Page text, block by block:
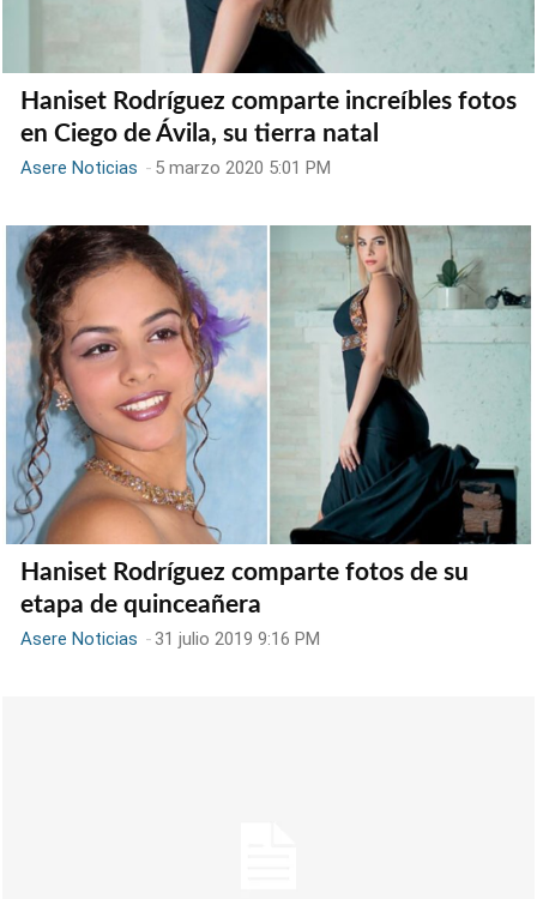
Haniset Rodríguez comparte increíbles fotos
en Ciego de Ávila, su tierra natal
Asere Noticias - 5 marzo 2020 5:01 PM
Haniset Rodríguez comparte fotos de su
etapa de quinceañera
Asere Noticias - 31 julio 2019 9:16 PM